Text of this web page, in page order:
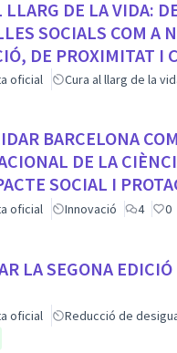
LLARG DE LA VIDA:
SOCIALS COM A
DE PROXIMITAT I
oficial Cura al llarg de la
BARCELONA
DE LA
SOCIAL I
oficial Innovació 4 0
LA SEGONA
oficial Reducció de